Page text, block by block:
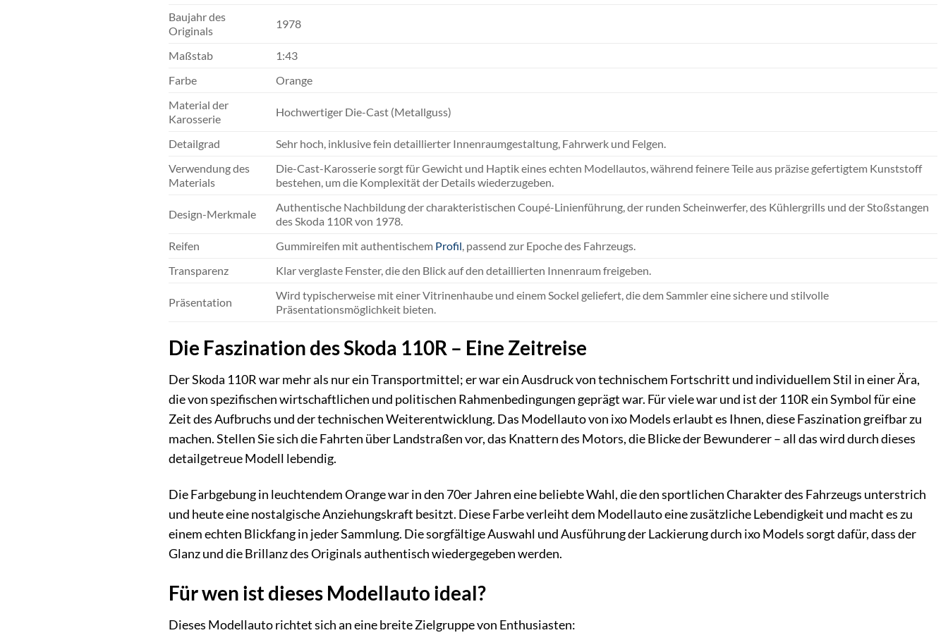
Baujahr des
Originals
1978
Maßstab
1:43
Farbe
Orange
Material der
Karosserie
Hochwertiger Die-Cast (Metallguss)
Detailgrad
Sehr hoch, inklusive fein detaillierter Innenraumgestaltung, Fahrwerk und Felgen.
Verwendung des
Materials
Die-Cast-Karosserie sorgt für Gewicht und Haptik eines echten Modellautos, während feinere Teile aus präzise gefertigtem Kunststoff
bestehen, um die Komplexität der Details wiederzugeben.
Design-Merkmale
Authentische Nachbildung der charakteristischen Coupé-Linienführung, der runden Scheinwerfer, des Kühlergrills und der Stoßstangen
des Skoda 110R von 1978.
Reifen
Gummireifen mit authentischem Profil, passend zur Epoche des Fahrzeugs.
Transparenz
Klar verglaste Fenster, die den Blick auf den detaillierten Innenraum freigeben.
Präsentation
Wird typischerweise mit einer Vitrinenhaube und einem Sockel geliefert, die dem Sammler eine sichere und stilvolle
Präsentationsmöglichkeit bieten.
Die Faszination des Skoda 110R – Eine Zeitreise
Der Skoda 110R war mehr als nur ein Transportmittel; er war ein Ausdruck von technischem Fortschritt und individuellem Stil in einer Ära,
die von spezifischen wirtschaftlichen und politischen Rahmenbedingungen geprägt war. Für viele war und ist der 110R ein Symbol für eine
Zeit des Aufbruchs und der technischen Weiterentwicklung. Das Modellauto von ixo Models erlaubt es Ihnen, diese Faszination greifbar zu
machen. Stellen Sie sich die Fahrten über Landstraßen vor, das Knattern des Motors, die Blicke der Bewunderer – all das wird durch dieses
detailgetreue Modell lebendig.
Die Farbgebung in leuchtendem Orange war in den 70er Jahren eine beliebte Wahl, die den sportlichen Charakter des Fahrzeugs unterstrich
und heute eine nostalgische Anziehungskraft besitzt. Diese Farbe verleiht dem Modellauto eine zusätzliche Lebendigkeit und macht es zu
einem echten Blickfang in jeder Sammlung. Die sorgfältige Auswahl und Ausführung der Lackierung durch ixo Models sorgt dafür, dass der
Glanz und die Brillanz des Originals authentisch wiedergegeben werden.
Für wen ist dieses Modellauto ideal?
Dieses Modellauto richtet sich an eine breite Zielgruppe von Enthusiasten: